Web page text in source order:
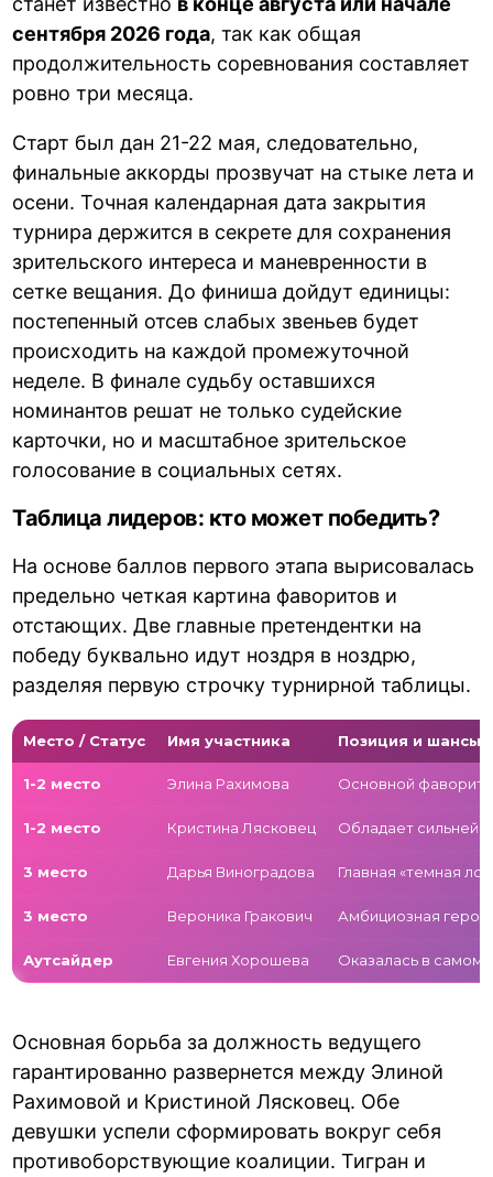
сентября 2026 года, так как общая
продолжительность соревнования составляет
ровно три месяца.
Старт был дан 21-22 мая, следовательно,
финальные аккорды прозвучат на стыке лета и
осени. Точная календарная дата закрытия
турнира держится в секрете для сохранения
зрительского интереса и маневренности в
сетке вещания. До финиша дойдут единицы:
постепенный отсев слабых звеньев будет
происходить на каждой промежуточной
неделе. В финале судьбу оставшихся
номинантов решат не только судейские
карточки, но и масштабное зрительское
голосование в социальных сетях.
Таблица лидеров: кто может победить?
На основе баллов первого этапа вырисовалась
предельно четкая картина фаворитов и
отстающих. Две главные претендентки на
победу буквально идут ноздря в ноздрю,
разделяя первую строчку турнирной таблицы.
Место / Статус Имя участника Позиция и шансы
1-2 место Элина Рахимова Основной фаворит.
1-2 место Кристина Лясковец Обладает
3 место Дарья Виноградова Главная «темная
3 место Вероника Гракович Амбициозная
Аутсайдер Евгения Хорошева Оказалась в самом
Основная борьба за должность ведущего
гарантированно развернется между Элиной
Рахимовой и Кристиной Лясковец. Обе
девушки успели сформировать вокруг себя
противоборствующие коалиции. Тигран и